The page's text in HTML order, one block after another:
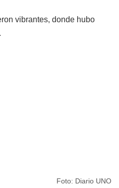
vibrantes, donde hubo
Foto: Diario UNO